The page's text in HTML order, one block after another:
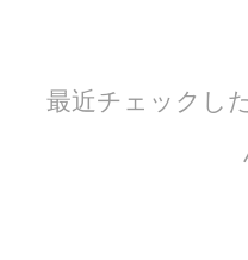
最近チェックし